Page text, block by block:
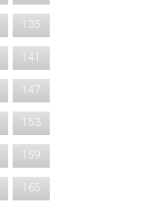
135
141
147
153
159
165